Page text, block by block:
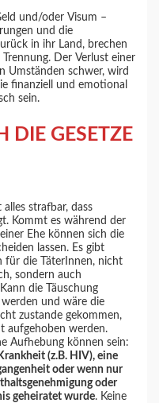
und/oder Visum –
und die
in ihr Land, brechen
Der Verlust einer
Umständen schwer, wird
finanziell und emotional
sein.
GESETZE
alles strafbar, dass
Kommt es während der
einer Ehe können sich die
lassen. Es gibt
für die TäterInnen, nicht
sondern auch
die Täuschung
werden und wäre die
zustande gekommen,
aufgehoben werden.
Aufhebung können sein:
(z.B. HIV), eine
oder wenn nur
oder
geheiratet wurde. Keine